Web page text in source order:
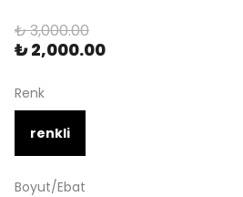
₺ 3,000.00
₺ 2,000.00
Renk
renkli
Boyut/Ebat